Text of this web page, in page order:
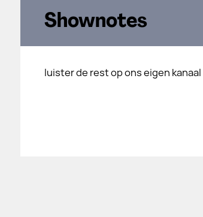
Shownotes
luister de rest op ons eigen kanaal